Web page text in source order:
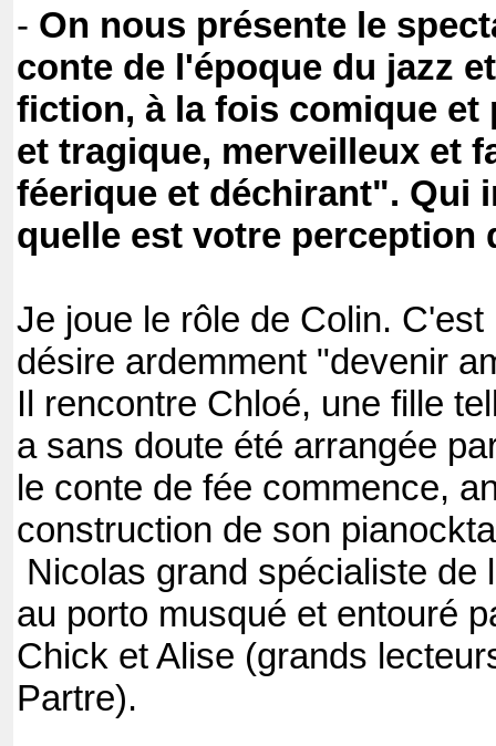
- On nous présente le
conte de l'époque du jazz
fiction, à la fois comique et
et tragique, merveilleux et
féerique et déchirant". Qui
quelle est votre perception
Je joue le rôle de Colin.
désire ardemment "devenir
Il rencontre Chloé, une fille
a sans doute été arrangée
le conte de fée commence,
construction de son
Nicolas grand spécialiste de
au porto musqué et entouré
Chick et Alise (grands
Partre).